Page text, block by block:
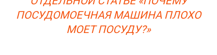
ПОСУДОМОЕЧНАЯ МАШИНА ПЛОХО
МОЕТ ПОСУДУ?»